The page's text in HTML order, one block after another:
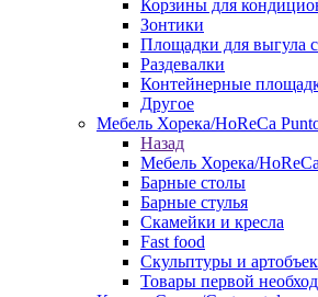
Корзины для
Зонтики
Площадки для выгула
Раздевалки
Контейнерные
Другое
Мебель Хорека/HoReCa
Назад
Мебель Хорека/
Барные столы
Барные стулья
Скамейки и кресла
Fast food
Скульптуры и
Товары первой